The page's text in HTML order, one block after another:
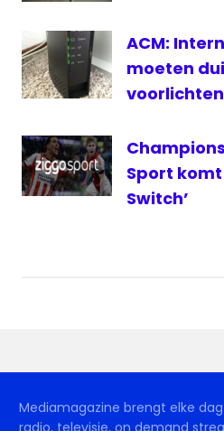
ACM:
moeten
voorlichten
Sport komt
Switch’
Mediamagazine brengt elke